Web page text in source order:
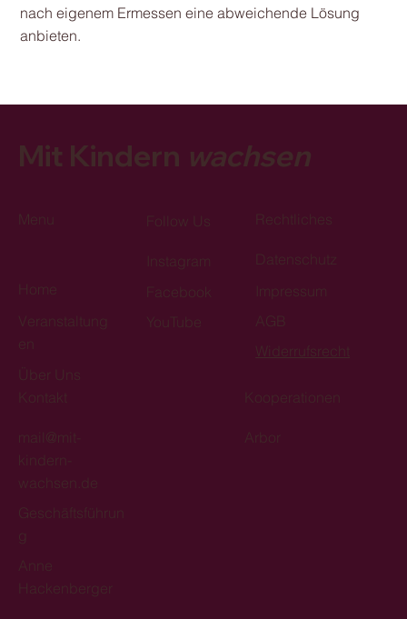
nach eigenem Ermessen eine abweichende Lösung
anbieten.
Mit Kindern wachsen
Kontakt
mail@mit-
kindern-
wachsen.de
Geschäftsführun
g
Anne
Hackenberger
Menu
Home
Veranstaltung
en
Über Uns
Follow Us
Instagram
Facebook
YouTube
Rechtliches
Datenschutz
Impressum
AGB
Widerrufsrecht
Kooperationen
Arbor